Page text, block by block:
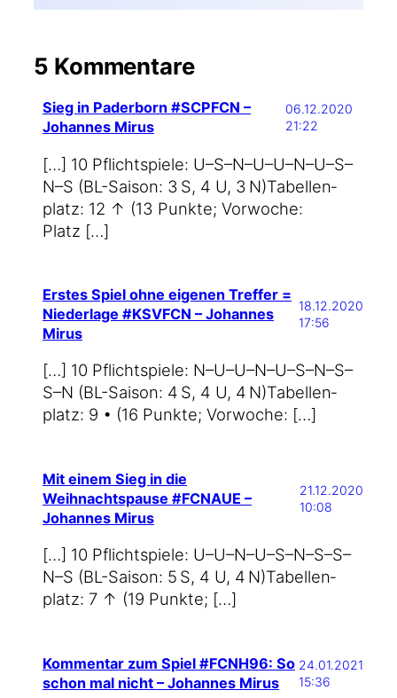
5 Kommentare
Sieg in Paderborn #SCPFCN –
Johannes Mirus
06.12.2020
21:22
[…] 10 Pflicht­spie­le: U–S–N–U–U–N–U–S–
N–S (BL-Saison: 3 S, 4 U, 3 N)Tabel­len­
platz: 12 ↑ (13 Punk­te; Vor­wo­che:
Platz […]
Erstes Spiel ohne eigenen Treffer =
Niederlage #KSVFCN – Johannes
Mirus
18.12.2020
17:56
[…] 10 Pflicht­spie­le: N–U–U–N–U–S–N–S–
S–N (BL-Saison: 4 S, 4 U, 4 N)Tabel­len­
platz: 9 • (16 Punk­te; Vorwoche: […]
Mit einem Sieg in die
Weihnachtspause #FCNAUE –
Johannes Mirus
21.12.2020
10:08
[…] 10 Pflicht­spie­le: U–U–N–U–S–N–S–S–
N–S (BL-Saison: 5 S, 4 U, 4 N)Tabel­len­
platz: 7 ↑ (19 Punkte; […]
Kommentar zum Spiel #FCNH96: So
schon mal nicht – Johannes Mirus
24.01.2021
15:36